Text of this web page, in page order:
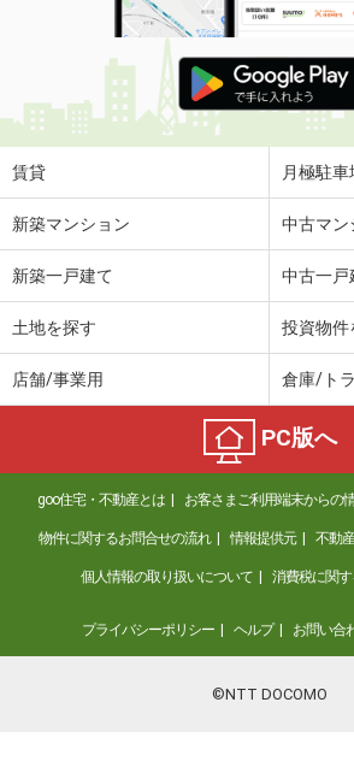
賃貸 月極駐車
新築マンション 中古マン
新築一戸建て 中古一戸
土地を探す 投資物件
店舗/事業用 倉庫/ト
PC版へ
goo住宅・不動産とは お客さまご利用端末からの
物件に関するお問合せの流れ 情報提供元 不動
個人情報の取り扱いについて 消費税に関
プライバシーポリシー ヘルプ お問い合
©NTT DOCOMO